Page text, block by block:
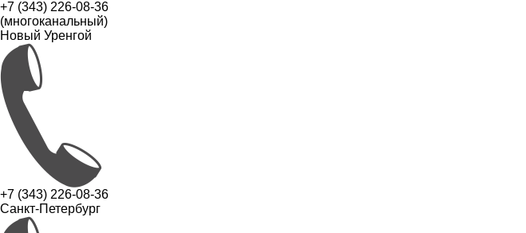
+7 (343) 226-08-36
(многоканальный)
Новый Уренгой
+7 (343) 226-08-36
Санкт-Петербург